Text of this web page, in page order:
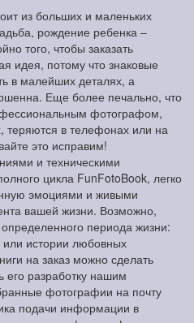
из больших и маленьких
рождение ребенка –
того, чтобы заказать
идея, потому что знаковые
в малейших деталях, а
Еще более печально, что
фотографом,
теряются в телефонах или на
это исправим!
и техническими
цикла FunFotoBook, легко
эмоциями и живыми
вашей жизни. Возможно,
периода жизни:
истории любовных
на заказ можно сделать
его разработку нашим
фотографии на почту
подачи информации в